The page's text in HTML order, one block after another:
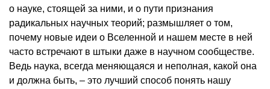
о науке, стоящей за ними, и о пути признания
радикальных научных теорий; размышляет о том,
почему новые идеи о Вселенной и нашем месте в ней
часто встречают в штыки даже в научном сообществе.
Ведь наука, всегда меняющаяся и неполная, какой она
и должна быть, – это лучший способ понять нашу